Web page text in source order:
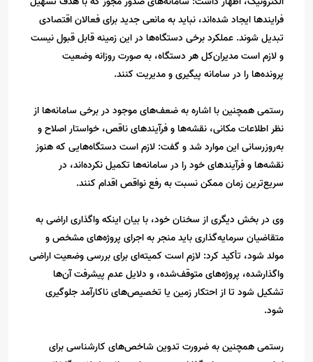
فرایندها ایجاد شده‌اند، نباید به مانعی جدید برای فعالان اقتصادی
تبدیل شوند. عملکرد برخی دستگاه‌ها در این زمینه قابل قبول نیست
و لازم است مدیران‌کل هر دستگاه، به صورت روزانه وضعیت
پرونده‌ها را در سامانه پیگیری و مدیریت کنند.
رستمی همچنین با اشاره به ضعف‌های موجود در برخی سامانه‌ها از
نظر اطلاعات مکانی، نقشه‌ها و فرآیندهای ناقص، خواستار اصلاح و
به‌روزرسانی این موارد شد و گفت: لازم است دستگاه‌هایی که هنوز
نقشه‌ها و فرآیندهای خود را در سامانه‌ها تکمیل نکرده‌اند، در
سریع‌ترین زمان ممکن نسبت به رفع نواقص اقدام کنند.
وی در بخش دیگری از سخنان خود، با بیان اینکه واگذاری اراضی به
متقاضیان سرمایه‌گذاری باید منجر به اجرای پروژه‌های مشخص و
مولد شود، تأکید کرد: لازم است کمیته‌ای برای بررسی وضعیت اراضی
واگذارشده، پروژه‌های متوقف‌شده، و دلایل عدم پیشرفت آن‌ها
تشکیل شود تا از احتکار زمین یا تخصیص‌های ناکارآمد جلوگیری
شود.
رستمی همچنین به ضرورت تدوین شاخص‌های کارشناسی برای